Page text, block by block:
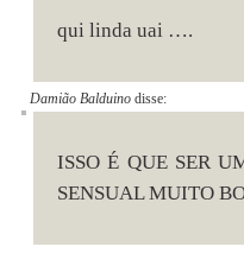
qui linda uai ….
Damião Balduino disse:
ISSO É QUE SER
SENSUAL MUITO